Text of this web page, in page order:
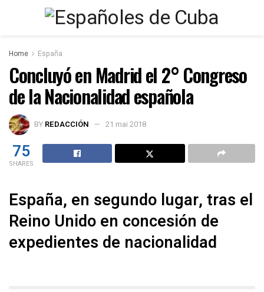
Home España
Concluyó en Madrid el 2° Congreso
de la Nacionalidad española
BY REDACCIÓN 21 mai 2018
75
SHARES
España, en segundo lugar, tras el
Reino Unido en concesión de
expedientes de nacionalidad